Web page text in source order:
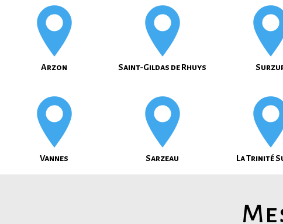
Arzon Saint-Gildas de Rhuys
Vannes Sarzeau La Trinité